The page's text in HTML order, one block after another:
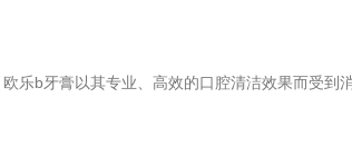
乐b牙膏以其专业、高效的口腔清洁效果而受